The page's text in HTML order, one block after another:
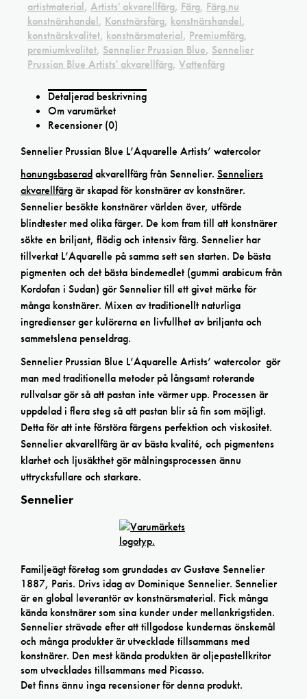
artistmaterial, Artists' akvarellfärg, Färg, Färg.nu
konstnärshandel, Konstnärsfärg, konstnärshandel,
konstnärskvalitet, konstnärsmaterial, Premiumfärg,
premiumkvalitet, Sennelier Prussian Blue, Sennelier
Prussian Blue Artists' akvarellfärg, Vattenfärg
Detaljerad beskrivning
Om varumärket
Recensioner (0)
Sennelier Prussian Blue L’Aquarelle Artists’ watercolor
honungsbaseradakvarellfärg från Sennelier. Senneliers
akvarellfärgär skapad för konstnärer av konstnärer.
Sennelier besökte konstnärer världen över, utförde
blindtester med olika färger. De kom fram till att konstnärer
sökte en briljant, flödig och intensiv färg. Sennelier har
tillverkat L’Aquarelle på samma sett sen starten. De bästa
pigmenten och det bästa bindemedlet (gummi arabicum från
Kordofan i Sudan) gör Sennelier till ett givet märke för
många konstnärer. Mixen av traditionellt naturliga
ingredienser ger kulörerna en livfullhet av briljanta och
sammetslena penseldrag.
Sennelier Prussian Blue L’Aquarelle Artists’ watercolor gör
man med traditionella metoder på långsamt roterande
rullvalsar gör så att pastan inte värmer upp. Processen är
uppdelad i flera steg så att pastan blir så fin som möjligt.
Detta för att inte förstöra färgens perfektion och viskositet.
Sennelier akvarellfärg är av bästa kvalité, och pigmentens
klarhet och ljusäkthet gör målningsprocessen ännu
uttrycksfullare och starkare.
Sennelier
Familjeägt företag som grundades av Gustave Sennelier
1887, Paris. Drivs idag av Dominique Sennelier. Sennelier
är en global leverantör av konstnärsmaterial. Fick många
kända konstnärer som sina kunder under mellankrigstiden.
Sennelier strävade efter att tillgodose kundernas önskemål
och många produkter är utvecklade tillsammans med
konstnärer. Den mest kända produkten är oljepastellkritor
som utvecklades tillsammans med Picasso.
Det finns ännu inga recensioner för denna produkt.